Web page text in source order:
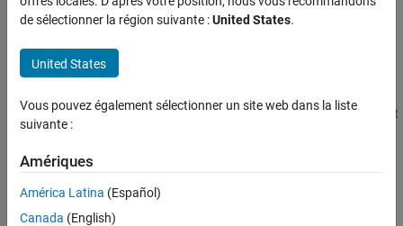
Catégorie
Opérations arithmétiques
Trigonométrie
Nombres complexes
Polynômes
Constantes et matrices de test
permettant des opérations simples comme l’addition et la
courants comme la somme, la somme glissante, les opérations
modulo et l’arrondi.
Pour plus d’informations, consultezOpérations sur les matrices et
les tableaux
Fonctions
développer tout
de sélectionner la région suivante :United States.
United States
Vous pouvez également sélectionner un site web dans la liste
suivante :
Amériques
América Latina (Español)
Canada (English)